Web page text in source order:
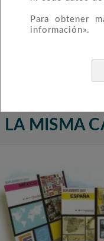
Para obtener
información».
MISMA